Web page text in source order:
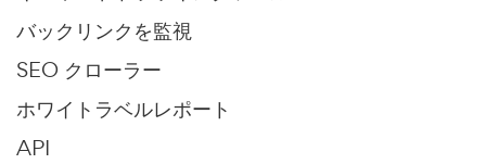
バックリンクを監視
SEO クローラー
ホワイトラベルレポート
API